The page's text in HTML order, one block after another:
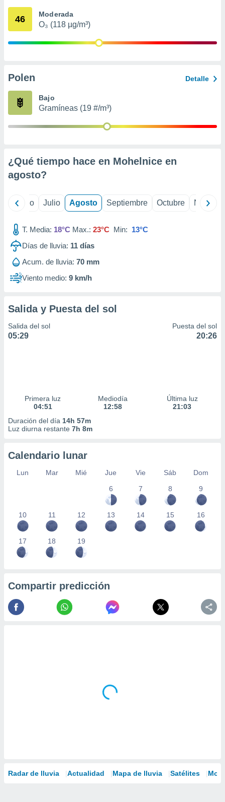
e
publicidad
1199
46 Moderada
O₃ (118 µg/m³)
Polen Detalle
Bajo
Gramíneas (19 #/m³)
¿Qué tiempo hace en Mohelnice en
agosto?
Junio Julio Agosto Septiembre Octubre
T. Media: 18°C Max.: 23°C Min: 13°C
Días de lluvia: 11 días
Acum. de lluvia: 70 mm
Viento medio: 9 km/h
Salida y Puesta del sol
Salida del sol
05:29
Puesta del sol
20:26
Primera luz
04:51
Mediodía
12:58
Última luz
21:03
Duración del día 14h 57m
Luz diurna restante 7h 8m
Calendario lunar
Lun Mar Mié Jue Vie Sáb
Dom
6
7 8 9
10 11 12 13 14 15 16
17 18 19
Compartir predicción
Radar de lluvia Actualidad Mapa de lluvia Satélites